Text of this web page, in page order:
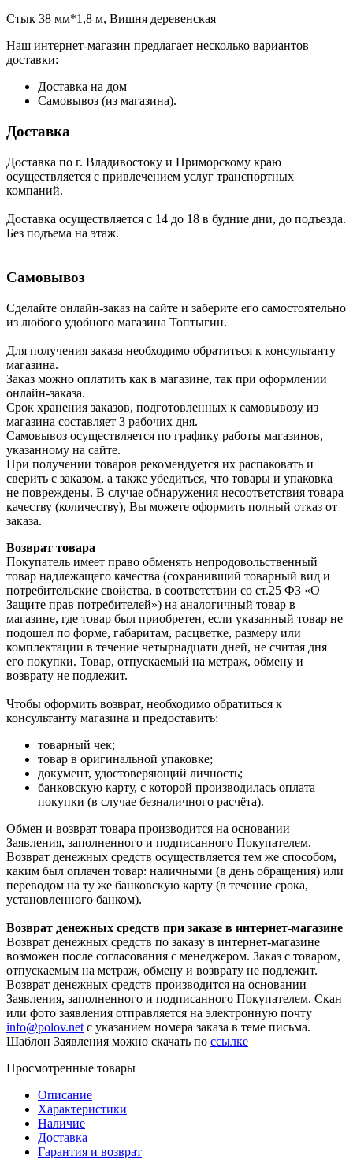
Стык 38 мм*1,8 м, Вишня деревенская
Наш интернет-магазин предлагает несколько вариантов
доставки:
Доставка на дом
Самовывоз (из магазина).
Доставка
Доставка по г. Владивостоку и Приморскому краю
осуществляется с привлечением услуг транспортных
компаний.
Доставка осуществляется с 14 до 18 в будние дни, до подъезда.
Без подъема на этаж.
Самовывоз
Сделайте онлайн-заказ на сайте и заберите его самостоятельно
из любого удобного магазина Топтыгин.
Для получения заказа необходимо обратиться к консультанту
магазина.
Заказ можно оплатить как в магазине, так при оформлении
онлайн-заказа.
Срок хранения заказов, подготовленных к самовывозу из
магазина составляет 3 рабочих дня.
Самовывоз осуществляется по графику работы магазинов,
указанному на сайте.
При получении товаров рекомендуется их распаковать и
сверить с заказом, а также убедиться, что товары и упаковка
не повреждены. В случае обнаружения несоответствия товара
качеству (количеству), Вы можете оформить полный отказ от
заказа.
Возврат товара
Покупатель имеет право обменять непродовольственный
товар надлежащего качества (сохранивший товарный вид и
потребительские свойства, в соответствии со ст.25 ФЗ «О
Защите прав потребителей») на аналогичный товар в
магазине, где товар был приобретен, если указанный товар не
подошел по форме, габаритам, расцветке, размеру или
комплектации в течение четырнадцати дней, не считая дня
его покупки. Товар, отпускаемый на метраж, обмену и
возврату не подлежит.
Чтобы оформить возврат, необходимо обратиться к
консультанту магазина и предоставить:
товарный чек;
товар в оригинальной упаковке;
документ, удостоверяющий личность;
банковскую карту, с которой производилась оплата
покупки (в случае безналичного расчёта).
Обмен и возврат товара производится на основании
Заявления, заполненного и подписанного Покупателем.
Возврат денежных средств осуществляется тем же способом,
каким был оплачен товар: наличными (в день обращения) или
переводом на ту же банковскую карту (в течение срока,
установленного банком).
Возврат денежных средств при заказе в интернет-магазине
Возврат денежных средств по заказу в интернет-магазине
возможен после согласования с менеджером. Заказ с товаром,
отпускаемым на метраж, обмену и возврату не подлежит.
Возврат денежных средств производится на основании
Заявления, заполненного и подписанного Покупателем. Скан
или фото заявления отправляется на электронную почту
info@polov.net с указанием номера заказа в теме письма.
Шаблон Заявления можно скачать по ссылке
Просмотренные товары
Описание
Характеристики
Наличие
Доставка
Гарантия и возврат